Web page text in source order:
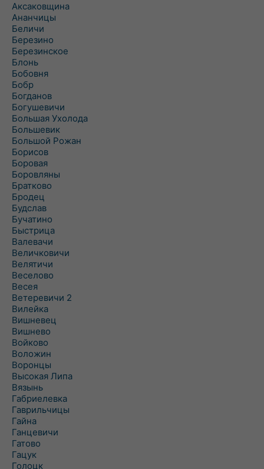
Аксаковщина
Ананчицы
Беличи
Березино
Березинское
Блонь
Бобовня
Бобр
Богданов
Богушевичи
Большая Ухолода
Большевик
Большой Рожан
Борисов
Боровая
Боровляны
Братково
Бродец
Будслав
Бучатино
Быстрица
Валевачи
Величковичи
Велятичи
Веселово
Весея
Ветеревичи 2
Вилейка
Вишневец
Вишнево
Войково
Воложин
Воронцы
Высокая Липа
Вязынь
Габриелевка
Гаврильчицы
Гайна
Ганцевичи
Гатово
Гацук
Голоцк